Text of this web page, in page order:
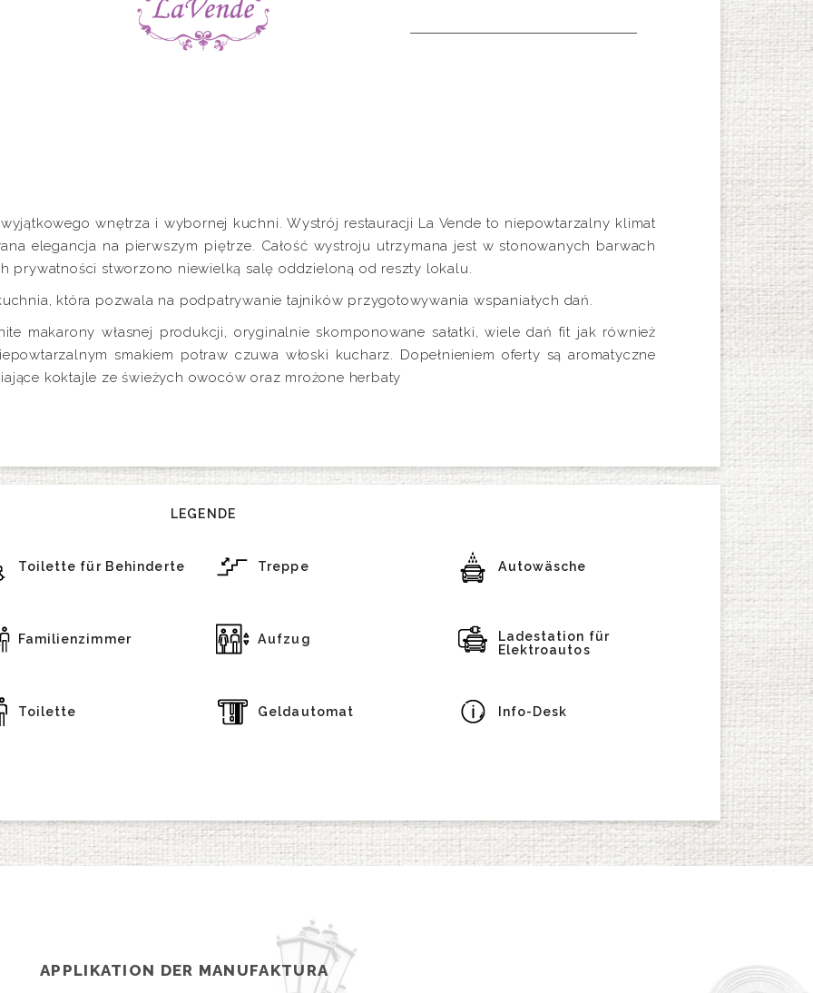
wnętrza i wybornej kuchni. Wystrój restauracji La Vende to niepowtarzalny klimat
elegancja na pierwszym piętrze. Całość wystroju utrzymana jest w stonowanych barwach
prywatności stworzono niewielką salę oddzieloną od reszty lokalu.
która pozwala na podpatrywanie tajników przygotowywania wspaniałych dań.
makarony własnej produkcji, oryginalnie skomponowane sałatki, wiele dań fit jak również
smakiem potraw czuwa włoski kucharz. Dopełnieniem oferty są aromatyczne
koktajle ze świeżych owoców oraz mrożone herbaty
LEGENDE
Toilette für Behinderte Treppe Autowäsche
Familienzimmer Aufzug
Ladestation für
Elektroautos
Toilette Geldautomat Info-Desk
APPLIKATION DER MANUFAKTURA